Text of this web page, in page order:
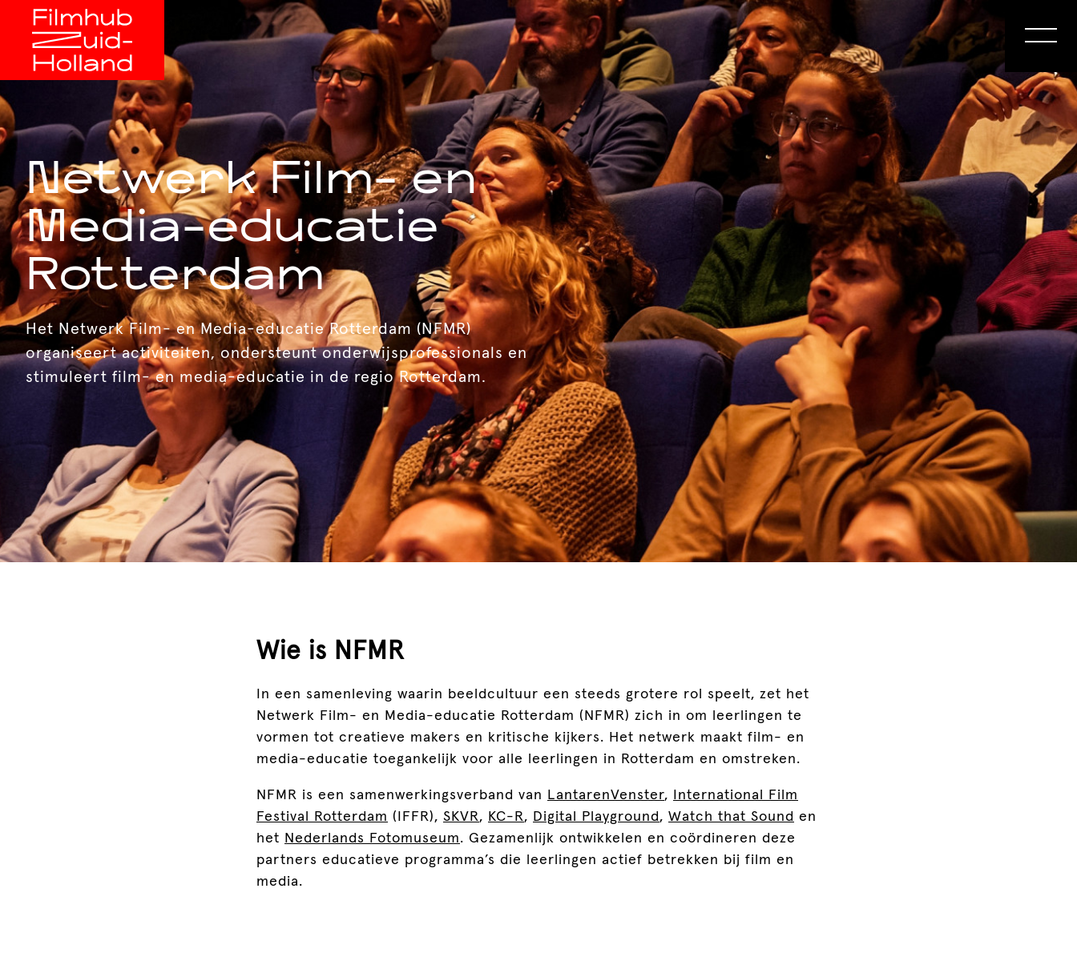
Netwerk Film- en
Media-educatie
Rotterdam
Het Netwerk Film- en Media-educatie Rotterdam (NFMR)
organiseert activiteiten, ondersteunt onderwijsprofessionals en
stimuleert film- en media-educatie in de regio Rotterdam.
Wie is NFMR
In een samenleving waarin beeldcultuur een steeds grotere rol speelt, zet het
Netwerk Film- en Media-educatie Rotterdam (NFMR) zich in om leerlingen te
vormen tot creatieve makers en kritische kijkers. Het netwerk maakt film- en
media-educatie toegankelijk voor alle leerlingen in Rotterdam en omstreken.
NFMR is een samenwerkingsverband van LantarenVenster,
International Film
Festival Rotterdam (IFFR), SKVR, KC-R, Digital Playground , Watch that Sound en
het Nederlands Fotomuseum. Gezamenlijk ontwikkelen en coördineren deze
partners educatieve programma’s die leerlingen actief betrekken bij film en
media.